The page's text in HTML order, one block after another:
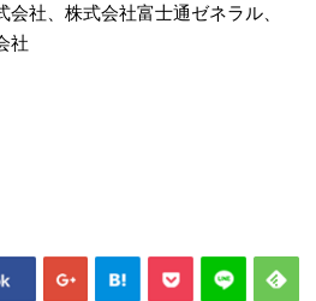
社、株式会社富士通ゼネラル、
社